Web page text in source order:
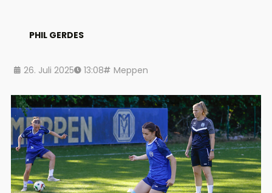
PHIL GERDES
26. Juli 2025 13:08 Meppen